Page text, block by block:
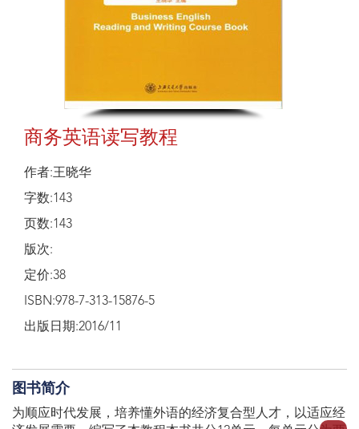
商务英语读写教程
作者:王晓华
字数:143
页数:143
版次:
定价:38
ISBN:978-7-313-15876-5
出版日期:2016/11
图书简介
为顺应时代发展，培养懂外语的经济复合型人才，以适应经